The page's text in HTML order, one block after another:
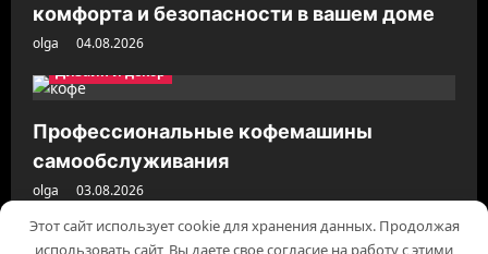
комфорта и безопасности в вашем доме
olga
04.08.2026
Дизайн и декор
Профессиональные кофемашины
самообслуживания
olga 03.08.2026
Этот сайт использует cookie для хранения данных. Продолжая
использовать сайт, Вы даете свое согласие на работу с этими